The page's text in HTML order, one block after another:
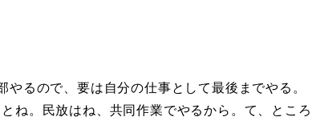
やるので、要は自分の仕事として最後までやる。
ね。民放はね、共同作業でやるから。て、ところ